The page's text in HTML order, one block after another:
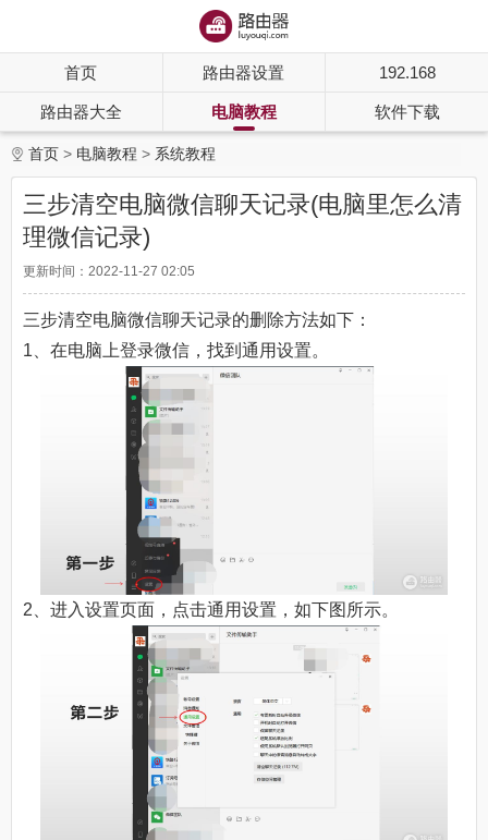
首页 路由器设置 192.168
路由器大全 电脑教程 软件下载
首页 电脑教程 系统教程
三步清空电脑微信聊天记录(电脑里怎么清
理微信记录)
更新时间：2022-11-27 02:05
三步清空电脑微信聊天记录的删除方法如下：
1、在电脑上登录微信，找到通用设置。
2、进入设置页面，点击通用设置，如下图所示。